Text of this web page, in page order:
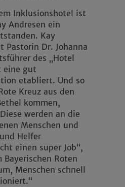
Inklusionshotel ist
Andresen ein
Kay
Pastorin Dr. Johanna
des „Hotel
eine gut
etabliert. Und so
Kreuz aus den
kommen,
werden an die
Menschen und
Helfer
einen super Job“,
Roten
Menschen schnell